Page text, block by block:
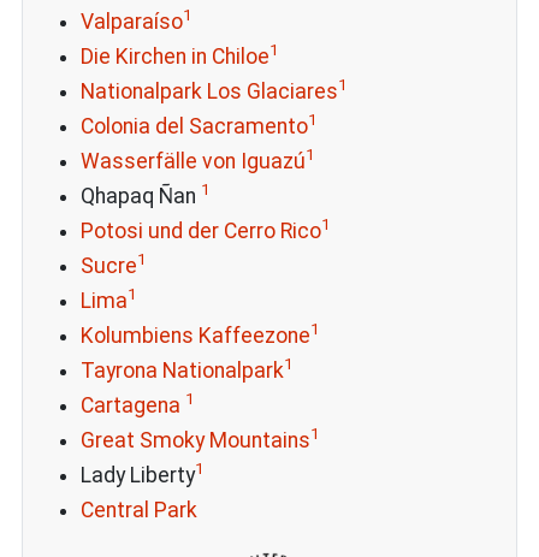
Valparaíso1
Die Kirchen in Chiloe1
Nationalpark Los Glaciares1
Colonia del Sacramento1
Wasserfälle von Iguazú1
Qhapaq Ñan 1
Potosi und der Cerro Rico1
Sucre1
Lima1
Kolumbiens Kaffeezone1
Tayrona Nationalpark1
Cartagena 1
Great Smoky Mountains1
Lady Liberty1
Central Park